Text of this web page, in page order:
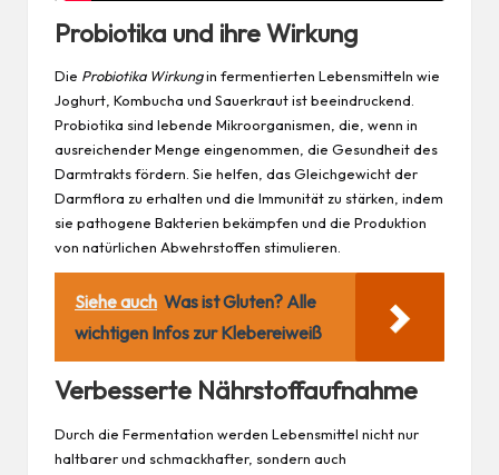
Probiotika und ihre Wirkung
Die Probiotika Wirkungin fermentierten Lebensmitteln wie
Joghurt, Kombucha und Sauerkraut ist beeindruckend.
Probiotika sind lebende Mikroorganismen, die, wenn in
ausreichender Menge eingenommen, die Gesundheit des
Darmtrakts fördern. Sie helfen, das Gleichgewicht der
Darmflora zu erhalten und die Immunität zu stärken, indem
sie pathogene Bakterien bekämpfen und die Produktion
von natürlichen Abwehrstoffen stimulieren.
Siehe auch Was ist Gluten? Alle
wichtigen Infos zur Klebereiweiß
Verbesserte Nährstoffaufnahme
Durch die Fermentation werden Lebensmittel nicht nur
haltbarer und schmackhafter, sondern auch